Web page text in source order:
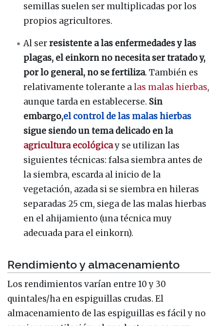
semillas suelen ser multiplicadas por los
propios agricultores.
Al serresistente a las enfermedades y las
plagas, el einkorn no necesita ser tratado y,
por lo general, no se fertiliza. También es
relativamente tolerante alas malas hierbas,
aunque tarda en establecerse. Sin
embargo,el control de las malas hierbas
sigue siendo un tema delicado en la
agricultura ecológicay se utilizan las
siguientes técnicas: falsa siembra antes de
la siembra, escarda al inicio de la
vegetación, azada si se siembra en hileras
separadas 25 cm, siega de las malas hierbas
en el ahijamiento (una técnica muy
adecuada para el einkorn).
Rendimiento y almacenamiento
Los rendimientos varían entre 10 y 30
quintales/ha en espiguillas crudas. El
almacenamiento de las espiguillas es fácil y no